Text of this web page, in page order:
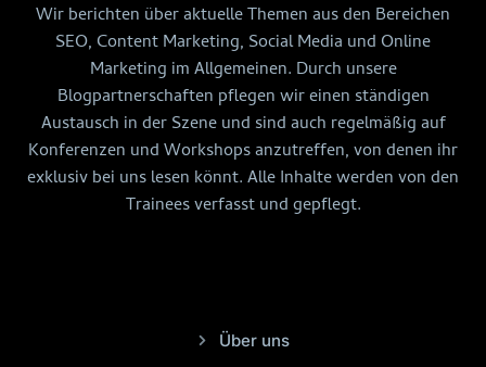
Wir berichten über aktuelle Themen aus den Bereichen
SEO, Content Marketing, Social Media und Online
Marketing im Allgemeinen. Durch unsere
Blogpartnerschaften pflegen wir einen ständigen
Austausch in der Szene und sind auch regelmäßig auf
Konferenzen und Workshops anzutreffen, von denen ihr
exklusiv bei uns lesen könnt. Alle Inhalte werden von den
Trainees verfasst und gepflegt.
Über uns